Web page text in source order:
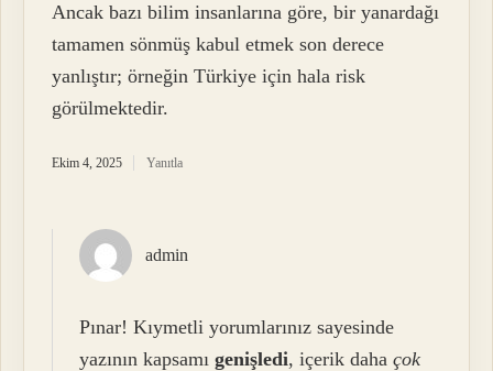
Ancak bazı bilim insanlarına göre, bir yanardağı
tamamen sönmüş kabul etmek son derece
yanlıştır; örneğin Türkiye için hala risk
görülmektedir.
Ekim 4, 2025 Yanıtla
admin
Pınar! Kıymetli yorumlarınız sayesinde
yazının kapsamıgenişledi, içerik dahaçok